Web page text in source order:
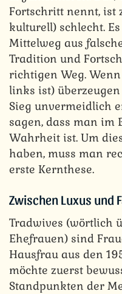
Fortschritt nennt, ist
kulturell) schlecht.
Mittelweg aus
Tradition und
richtigen Weg.
links ist)
Sieg unvermeidlich
sagen, dass man im
Wahrheit ist. Um
haben, muss man
erste Kernthese.
Zwischen Luxus und
Tradwives (wörtlich
Ehefrauen) sind
Hausfrau aus den
möchte zuerst
Standpunkten der